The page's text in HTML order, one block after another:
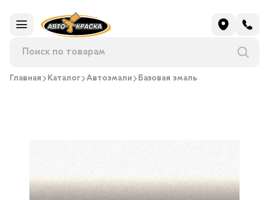
Главная Каталог Автоэмали Базовая эмаль